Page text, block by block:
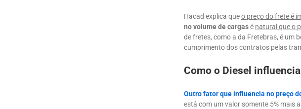
Hacad explica queo preço do frete é
no volume de cargasé natural que o
de fretes, como a da Fretebras, é um
cumprimento dos contratos pelas
Como o Diesel
Outro fator que influencia no preço
está com um valor somente 5% mais